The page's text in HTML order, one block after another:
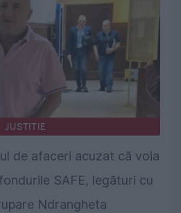
JUSTITIE
de afaceri acuzat că voia
SAFE, legături cu
Ndrangheta